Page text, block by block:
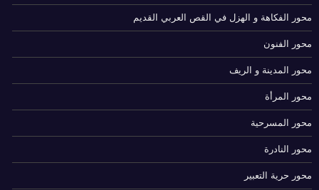
محور الفكاهة و الهزل في القص العربي القديم
محور الفنون
محور المدينة و الريف
محور المرأة
محور المسرحية
محور النادرة
محور حرية التعبير